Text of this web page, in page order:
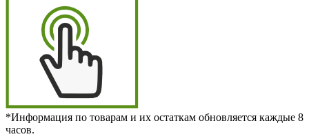
*Информация по товарам и их остаткам обновляется каждые 8
часов.